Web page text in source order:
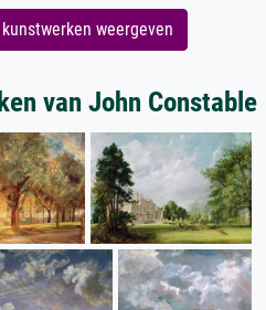
weergeven
van John Constable